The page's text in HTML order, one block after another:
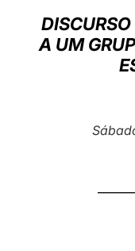
A UM